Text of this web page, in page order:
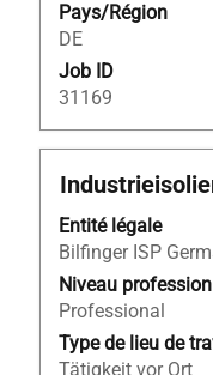
Pays/Région
DE
Job ID
31169
d’emploi.
Titre
Entité légale
Bilfinger ISP
Niveau
Professional
Type de lieu de
Tätigkeit vor Ort
Sélectionnez
la
barre
d’espacement
pour
afficher
tout